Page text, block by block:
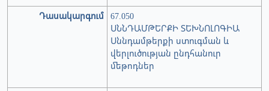
Դասակարգում 67.050
ՍՆՆԴԱՄԹԵՐՔԻ ՏԵԽՆՈԼՈԳԻԱ
Սննդամթերքի ստուգման և
վերլուծության ընդհանուր
մեթոդներ